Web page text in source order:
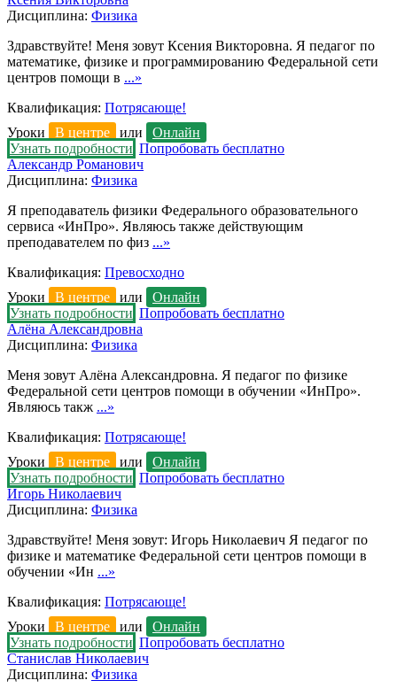
Дисциплина: Физика
Здравствуйте! Меня зовут Ксения Викторовна. Я педагог по
математике, физике и программированию Федеральной сети
центров помощи в ...»
Квалификация: Потрясающе!
Уроки
В центре или
Онлайн
Узнать подробности Попробовать бесплатно
Александр Романович
Дисциплина: Физика
Я преподаватель физики Федерального образовательного
сервиса «ИнПро». Являюсь также действующим
преподавателем по физ ...»
Квалификация: Превосходно
Уроки
В центре или
Онлайн
Узнать подробности Попробовать бесплатно
Алёна Александровна
Дисциплина: Физика
Меня зовут Алёна Александровна. Я педагог по физике
Федеральной сети центров помощи в обучении «ИнПро».
Являюсь такж ...»
Квалификация: Потрясающе!
Уроки
В центре или
Онлайн
Узнать подробности Попробовать бесплатно
Игорь Николаевич
Дисциплина: Физика
Здравствуйте! Меня зовут: Игорь Николаевич Я педагог по
физике и математике Федеральной сети центров помощи в
обучении «Ин ...»
Квалификация: Потрясающе!
Уроки
В центре или
Онлайн
Узнать подробности Попробовать бесплатно
Станислав Николаевич
Дисциплина: Физика